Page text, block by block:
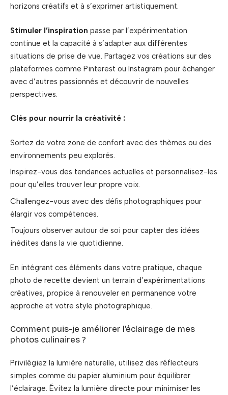
horizons créatifs et à s’exprimer artistiquement.
Stimuler l’inspiration passe par l’expérimentation
continue et la capacité à s’adapter aux différentes
situations de prise de vue. Partagez vos créations sur des
plateformes comme Pinterest ou Instagram pour échanger
avec d’autres passionnés et découvrir de nouvelles
perspectives.
Clés pour nourrir la créativité :
Sortez de votre zone de confort avec des thèmes ou des
environnements peu explorés.
Inspirez-vous des tendances actuelles et personnalisez-les
pour qu’elles trouver leur propre voix.
Challengez-vous avec des défis photographiques pour
élargir vos compétences.
Toujours observer autour de soi pour capter des idées
inédites dans la vie quotidienne.
En intégrant ces éléments dans votre pratique, chaque
photo de recette devient un terrain d’expérimentations
créatives, propice à renouveler en permanence votre
approche et votre style photographique.
Comment puis-je améliorer l’éclairage de mes
photos culinaires ?
Privilégiez la lumière naturelle, utilisez des réflecteurs
simples comme du papier aluminium pour équilibrer
l’éclairage. Évitez la lumière directe pour minimiser les